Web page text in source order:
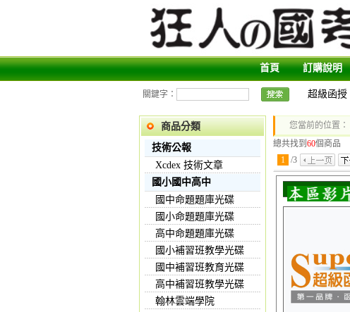
首頁 訂購說明
關鍵字： 超級函授
商品分類
技術公報
Xcdex 技術文章
國小國中高中
國中命題題庫光碟
國小命題題庫光碟
高中命題題庫光碟
國小補習班教學光碟
國中補習班教育光碟
高中補習班教學光碟
翰林雲端學院
您當前的位置：
總共找到 60個商品
1 /3